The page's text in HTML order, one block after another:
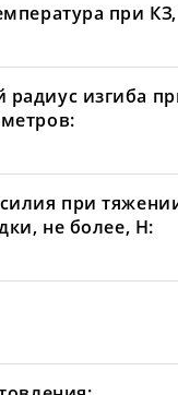
при КЗ,
изгиба
при
не более, Н: